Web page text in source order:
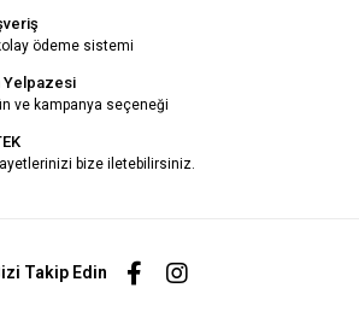
ödeme sistemi
Yelpazesi
ve kampanya seçeneği
bize iletebilirsiniz.
Takip Edin